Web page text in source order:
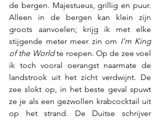
de bergen. Majestueus, grillig en puur.
Alleen in de bergen kan klein zijn
groots aanvoelen; krijg ik met elke
stijgende meter meer zin om I’m King
of the World te roepen. Op de zee voel
ik toch vooral oerangst naarmate de
landstrook uit het zicht verdwijnt. De
zee slokt op, in het beste geval spuwt
ze je als een gezwollen krabcocktail uit
op het strand. De Duitse schrijver